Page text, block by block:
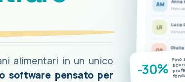
alimentari in un unico
software pensato per
AM Anna
Piano
LR Luca
Visita
GS Giulia
Nuove
-30%
Fino